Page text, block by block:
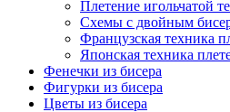
Плетение игольчатой
Схемы с двойным
Французская техника
Японская техника
Фенечки из бисера
Фигурки из бисера
Цветы из бисера